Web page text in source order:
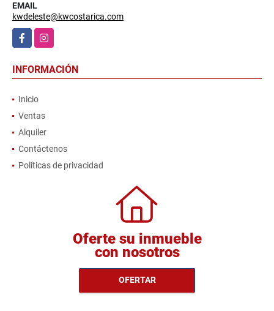
EMAIL
kwdeleste@kwcostarica.com
FacebookInstagram
INFORMACIÓN
Inicio
Ventas
Alquiler
Contáctenos
Políticas de privacidad
Oferte su inmueble
con nosotros
OFERTAR